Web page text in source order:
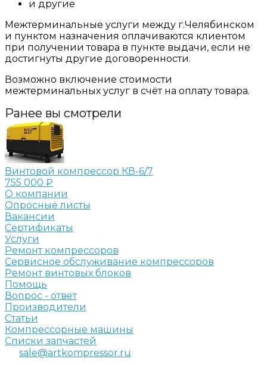
и другие
Межтерминальные услуги между г.Челябинском
и пунктом назначения оплачиваются клиентом
при получении товара в пункте выдачи, если не
достигнуты другие договоренности.
Возможно включение стоимости
межтерминальных услуг в счёт на оплату товара.
Ранее вы смотрели
Винтовой компрессор КВ-6/7
755 000 ₽
О компании
Опросные листы
Вакансии
Сертификаты
Услуги
Ремонт компрессоров
Сервисное обслуживание компрессоров
Ремонт винтовых блоков
Помощь
Вопрос - ответ
Производители
Статьи
Компрессорные машины
Списки запчастей
sale@artkompressor.ru